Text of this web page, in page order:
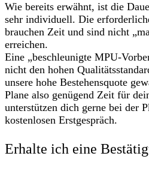
Wie bereits erwähnt, ist die
sehr individuell. Die
brauchen Zeit und sind nicht
erreichen.
Eine „beschleunigte MPU-
nicht den hohen
unsere hohe Bestehensquote
Plane also genügend Zeit für
unterstützen dich gerne bei der
kostenlosen Erstgespräch.
Erhalte ich eine